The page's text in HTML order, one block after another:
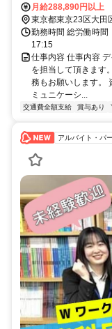
月給288,890円以上
東京都東京23区大田
勤務時間 総労働時間
17:15
仕事内容 仕事内容
を担当して頂きます
務もお願いします。
ミュニケーシ...
交通費全額支給 賞与あり
アルバイト・パ